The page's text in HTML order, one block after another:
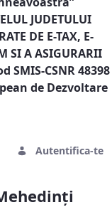
JUDETULUI
DE E-TAX, E-
SI A ASIGURARII
SMIS-CSNR 48398
de Dezvoltare
Autentifica-te